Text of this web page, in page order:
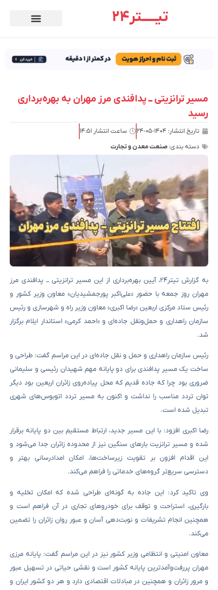
تیـــــتر24
مسیر ترانزیتی ــ پدافندی مرز مهران به بهره‌برداری
رسید
تاریخ انتشار: ۱۴۰۴-۰۵-۲۴ ساعت انتشار ۱۴:۵۱
دسته بندی: صنعت معدن و تجارت
به گزارش تیتر۲۴، آیین بهره‌برداری از این مسیر ترانزیتی ــ پدافندی مرز
مهران روز جمعه با حضور «علی‌اکبر پورجمشیدیان» معاون وزیر کشور و
رئیس ستاد مرکزی اربعین «رضا اکبری» معاون وزیر راه و شهرسازی و رئیس
سازمان راهداری و حمل‌ونقل جاده‌ای و «احمد کرمی» استاندار ایلام برگزار
شد.
رئیس سازمان راهداری و حمل‌ و نقل جاده‌ای در این مراسم گفت: طراحی و
ساخت یک مسیر پدافندی برای دو پایانه مهم شهیدان رئیسی و سلیمانی
ضروری بود چرا که جاده قدیم که محل پیاده‌روی زائران اربعین بود دیگر
توان تردد مناسب را نداشت و اکنون به مسیر تردد اتوبوس‌های شهری
تبدیل شده است.
رضا اکبری افزود: با این مسیر جدید، ارتباط مستقیم بین دو پایانه برقرار
شده و مسیر ترانزیت بارهای سنگین نیز از محدوده زائران جدا می‌شود و
این اقدام افزون بر تقویت زیرساخت‌ها، امکان امدادرسانی بهتر و
دسترسی سریع‌تر گروه‌های خدماتی را فراهم می‌کند.
وی تاکید کرد: این جاده به گونه‌ای طراحی شده که امکان تخلیه و
بارگیری، استراحت و توقف برای خودروهای تجاری در آن فراهم است و
همچنین انجام تشریفات و نوبت‌دهی آسان و عبور روان زائران را تضمین
می‌کند.
معاون امنیتی و انتظامی وزیر کشور نیز در این مراسم گفت: پایانه مرزی
مهران پررفت‌وآمدترین پایانه کشور است و نقشی حیاتی در تسهیل عبور
و مرور زائران و همچنین در مبادلات اقتصادی دارد و هر دو کشور ایران و